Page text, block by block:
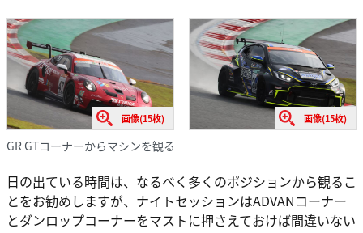
画像(15枚) 画像(15枚)
GR GTコーナーからマシンを観る
日の出ている時間は、なるべく多くのポジションから観るこ
とをお勧めしますが、ナイトセッションはADVANコーナー
とダンロップコーナーをマストに押さえておけば間違いない